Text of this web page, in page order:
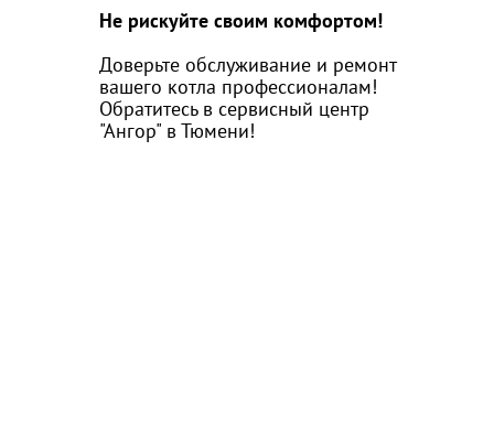
Не рискуйте своим комфортом!
Доверьте обслуживание и ремонт
вашего котла профессионалам!
Обратитесь в сервисный центр
"Ангор" в Тюмени!